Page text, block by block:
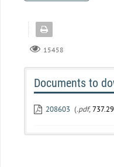
15458
Documents to
208603 (.pdf,